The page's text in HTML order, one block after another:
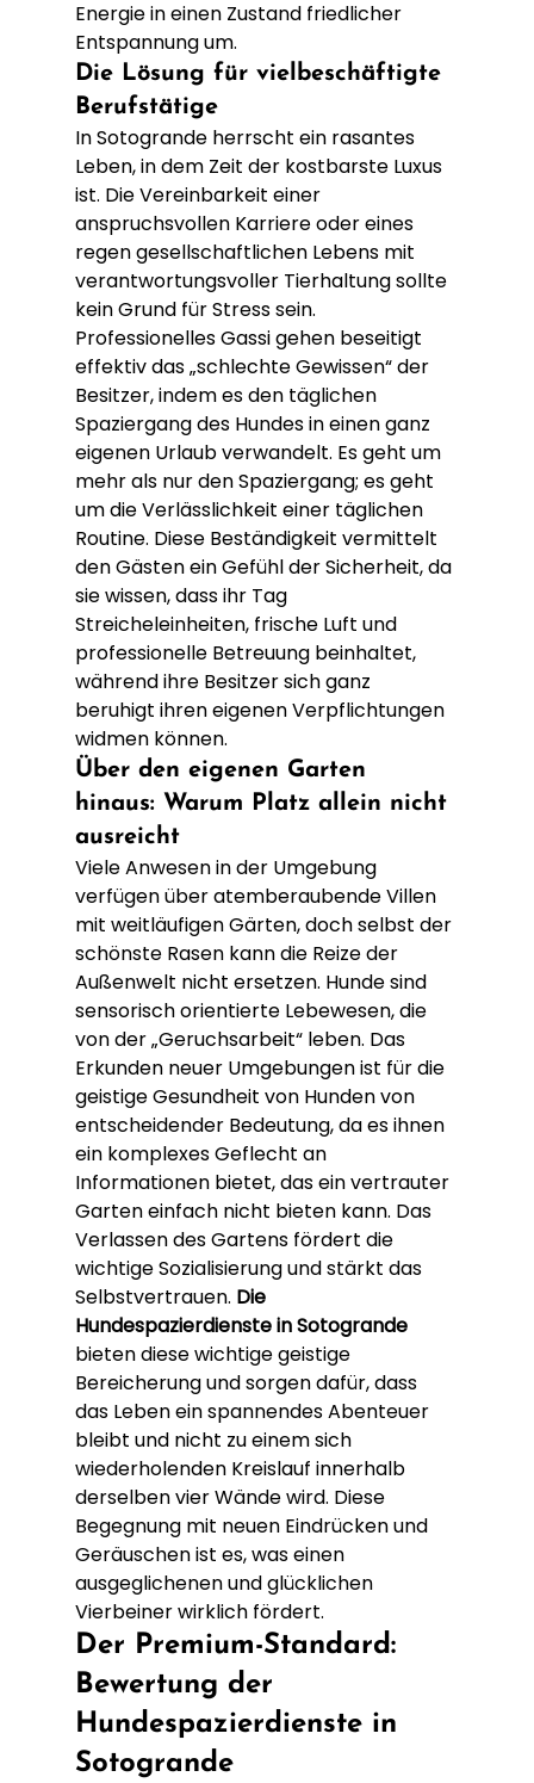
Energie in einen Zustand friedlicher
Entspannung um.
Die Lösung für vielbeschäftigte
Berufstätige
In Sotogrande herrscht ein rasantes
Leben, in dem Zeit der kostbarste Luxus
ist. Die Vereinbarkeit einer
anspruchsvollen Karriere oder eines
regen gesellschaftlichen Lebens mit
verantwortungsvoller Tierhaltung sollte
kein Grund für Stress sein.
Professionelles Gassi gehen beseitigt
effektiv das „schlechte Gewissen“ der
Besitzer, indem es den täglichen
Spaziergang des Hundes in einen ganz
eigenen Urlaub verwandelt. Es geht um
mehr als nur den Spaziergang; es geht
um die Verlässlichkeit einer täglichen
Routine. Diese Beständigkeit vermittelt
den Gästen ein Gefühl der Sicherheit, da
sie wissen, dass ihr Tag
Streicheleinheiten, frische Luft und
professionelle Betreuung beinhaltet,
während ihre Besitzer sich ganz
beruhigt ihren eigenen Verpflichtungen
widmen können.
Über den eigenen Garten
hinaus: Warum Platz allein nicht
ausreicht
Viele Anwesen in der Umgebung
verfügen über atemberaubende Villen
mit weitläufigen Gärten, doch selbst der
schönste Rasen kann die Reize der
Außenwelt nicht ersetzen. Hunde sind
sensorisch orientierte Lebewesen, die
von der „Geruchsarbeit“ leben. Das
Erkunden neuer Umgebungen ist für die
geistige Gesundheit von Hunden von
entscheidender Bedeutung, da es ihnen
ein komplexes Geflecht an
Informationen bietet, das ein vertrauter
Garten einfach nicht bieten kann. Das
Verlassen des Gartens fördert die
wichtige Sozialisierung und stärkt das
Selbstvertrauen. Die
Hundespazierdienste in Sotogrande
bieten diese wichtige geistige
Bereicherung und sorgen dafür, dass
das Leben ein spannendes Abenteuer
bleibt und nicht zu einem sich
wiederholenden Kreislauf innerhalb
derselben vier Wände wird. Diese
Begegnung mit neuen Eindrücken und
Geräuschen ist es, was einen
ausgeglichenen und glücklichen
Vierbeiner wirklich fördert.
Der Premium-Standard:
Bewertung der
Hundespazierdienste in
Sotogrande